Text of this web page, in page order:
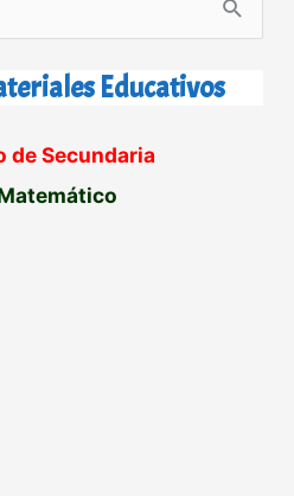
Educativos
de Secundaria